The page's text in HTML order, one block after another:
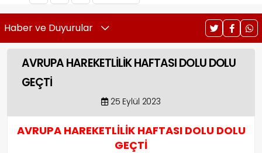
Haber ve Duyurular
AVRUPA HAREKETLİLİK HAFTASI DOLU DOLU
GEÇTİ
25 Eylül 2023
AVRUPA HAREKETLİLİK HAFTASI DOLU DOLU
GEÇTİ